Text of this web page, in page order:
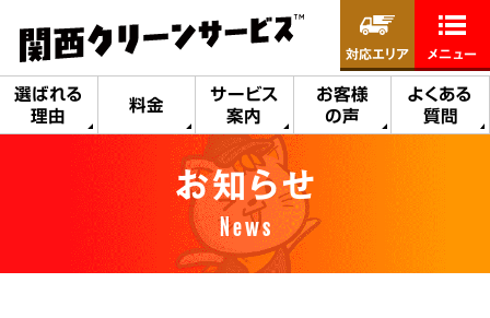
選ばれる
理由
料金
サービス
案内
お客様
の声
よくある
質問
対応エリア メニュー
お知らせ
News